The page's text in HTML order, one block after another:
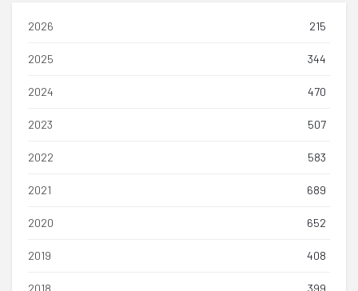
2026 215
2025 344
2024 470
2023 507
2022 583
2021 689
2020 652
2019 408